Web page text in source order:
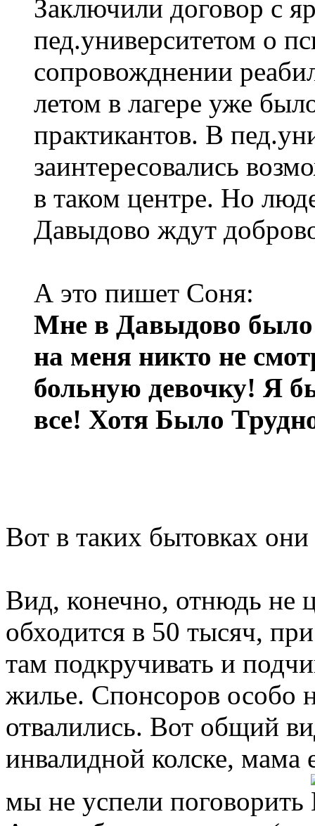
Заключили договор с
пед.университетом о
сопровожднении
летом в лагере уже
практикантов. В
заинтересовались
в таком центре. Но
Давыдово ждут
А это пишет Соня:
Мне в Давыдово было
на меня никто не
больную девочку! Я
все! Хотя Было
Вот в таких бытовках
Вид, конечно, отнюдь не
обходится в 50 тысяч,
там подкручивать и
жилье. Спонсоров особо
отвалились. Вот общий
инвалидной колске, мама
мы не успели поговорить